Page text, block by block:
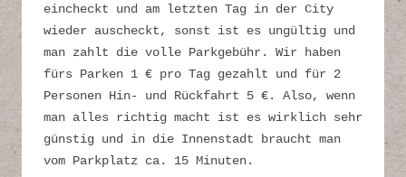
eincheckt und am letzten Tag in der City
wieder auscheckt, sonst ist es ungültig und
man zahlt die volle Parkgebühr. Wir haben
fürs Parken 1 € pro Tag gezahlt und für 2
Personen Hin- und Rückfahrt 5 €. Also, wenn
man alles richtig macht ist es wirklich sehr
günstig und in die Innenstadt braucht man
vom Parkplatz ca. 15 Minuten.